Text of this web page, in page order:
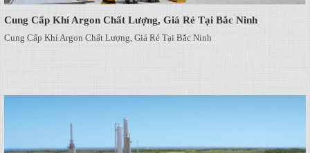
Cung Cấp Khí Argon Chất Lượng, Giá Rẻ Tại Bắc Ninh
Cung Cấp Khí Argon Chất Lượng, Giá Rẻ Tại Bắc Ninh